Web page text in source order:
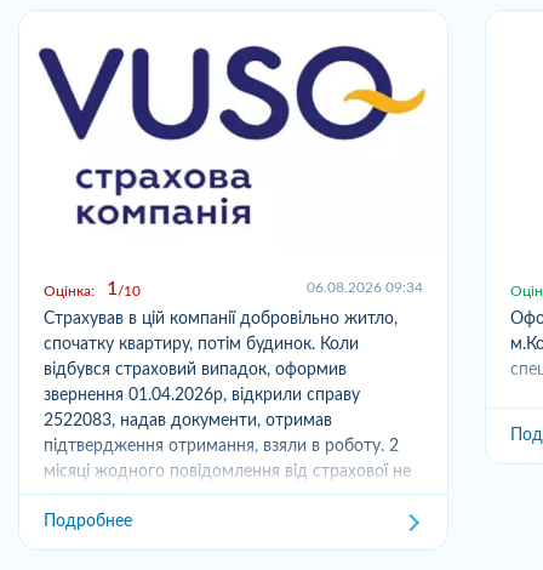
Оцінка: 1 10 06.08.2026 09:34
Страхував в цій компанії добровільно житло,
спочатку квартиру, потім будинок. Коли
відбувся страховий випадок, оформив
звернення 01.04.2026р, відкрили справу
2522083, надав документи, отримав
підтвердження отримання, взяли в роботу. 2
місяці жодного повідомлення від страхової не
отримував,...
Подробнее